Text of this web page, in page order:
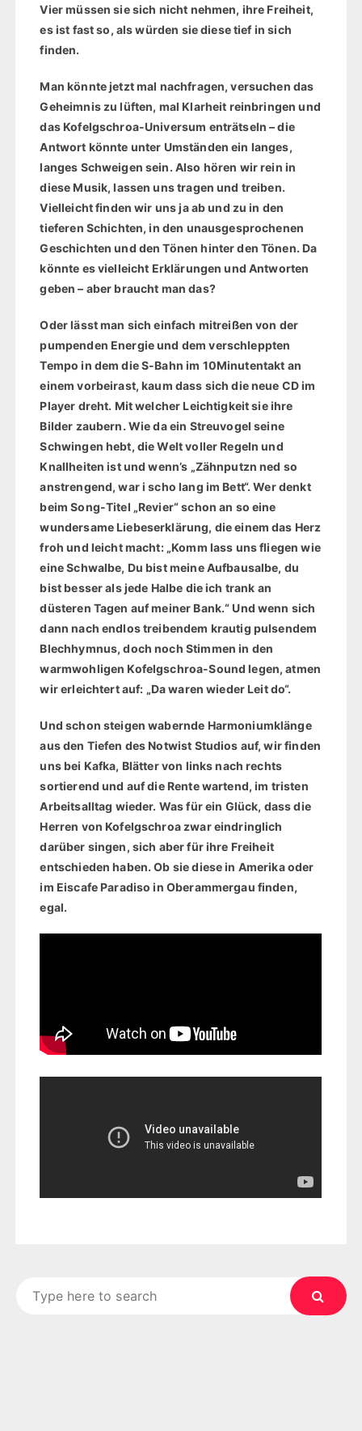
Vier müssen sie sich nicht nehmen, ihre Freiheit,
es ist fast so, als würden sie diese tief in sich
finden.
Man könnte jetzt mal nachfragen, versuchen das
Geheimnis zu lüften, mal Klarheit reinbringen und
das Kofelgschroa-Universum enträtseln – die
Antwort könnte unter Umständen ein langes,
langes Schweigen sein. Also hören wir rein in
diese Musik, lassen uns tragen und treiben.
Vielleicht finden wir uns ja ab und zu in den
tieferen Schichten, in den unausgesprochenen
Geschichten und den Tönen hinter den Tönen. Da
könnte es vielleicht Erklärungen und Antworten
geben – aber braucht man das?
Oder lässt man sich einfach mitreißen von der
pumpenden Energie und dem verschleppten
Tempo in dem die S-Bahn im 10Minutentakt an
einem vorbeirast, kaum dass sich die neue CD im
Player dreht. Mit welcher Leichtigkeit sie ihre
Bilder zaubern. Wie da ein Streuvogel seine
Schwingen hebt, die Welt voller Regeln und
Knallheiten ist und wenn’s „Zähnputzn ned so
anstrengend, war i scho lang im Bett“. Wer denkt
beim Song-Titel „Revier“ schon an so eine
wundersame Liebeserklärung, die einem das Herz
froh und leicht macht: „Komm lass uns fliegen wie
eine Schwalbe, Du bist meine Aufbausalbe, du
bist besser als jede Halbe die ich trank an
düsteren Tagen auf meiner Bank.“ Und wenn sich
dann nach endlos treibendem krautig pulsendem
Blechhymnus, doch noch Stimmen in den
warmwohligen Kofelgschroa-Sound legen, atmen
wir erleichtert auf: „Da waren wieder Leit do“.
Und schon steigen wabernde Harmoniumklänge
aus den Tiefen des Notwist Studios auf, wir finden
uns bei Kafka, Blätter von links nach rechts
sortierend und auf die Rente wartend, im tristen
Arbeitsalltag wieder. Was für ein Glück, dass die
Herren von Kofelgschroa zwar eindringlich
darüber singen, sich aber für ihre Freiheit
entschieden haben. Ob sie diese in Amerika oder
im Eiscafe Paradiso in Oberammergau finden,
egal.